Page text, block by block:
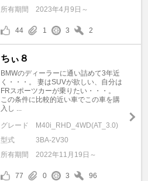
所有期間
2023年4月9日～
44 1 3 2
ちぃ８
BMWのディーラーに通い詰めて3年近
く・・・。 妻はSUVが欲しい、自分は
FRスポーツカーが乗りたい・・・。
この条件に比較的近い車でこの車を購
入し ...
グレード
M40i_RHD_4WD(AT_3.0)
型式
3BA-2V30
所有期間
2022年11月19日～
77 0 3 96